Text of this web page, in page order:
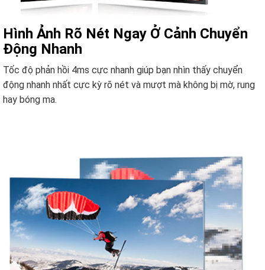
Hình Ảnh Rõ Nét Ngay Ở Cảnh Chuyển
Động Nhanh
Tốc độ phản hồi 4ms cực nhanh giúp bạn nhìn thấy chuyển
động nhanh nhất cực kỳ rõ nét và mượt mà không bị mờ, rung
hay bóng ma.